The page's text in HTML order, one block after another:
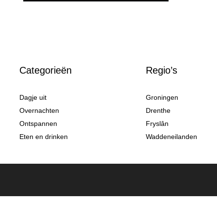
Categorieën
Dagje uit
Overnachten
Ontspannen
Eten en drinken
Regio’s
Groningen
Drenthe
Fryslân
Waddeneilanden